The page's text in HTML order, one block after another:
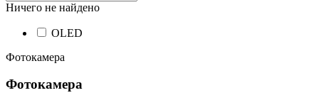
Ничего не найдено
OLED
Фотокамера
Фотокамера